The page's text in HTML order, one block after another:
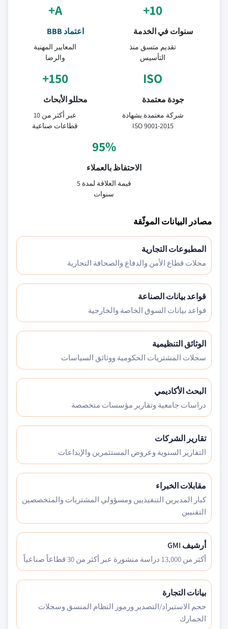
10+
سنوات في الخدمة
تقديم متسق منذ
التأسيس
A+
اعتماد BBB
المعايير المهنية
والرضا
ISO
جودة معتمدة
شركة معتمدة بشهادة
ISO 9001-2015
150+
محللو الأبحاث
عبر أكثر من 10
قطاعات صناعية
95%
الاحتفاظ بالعملاء
قيمة العلاقة لمدة 5
سنوات
مصادر البيانات الموثّقة
المطبوعات التجارية
مجلات قطاع الأمن والدفاع والصحافة التجارية
قواعد بيانات الصناعة
قواعد بيانات السوق الخاصة والخارجية
الوثائق التنظيمية
سجلات المشتريات الحكومية ووثائق السياسات
البحث الأكاديمي
دراسات جامعية وتقارير مؤسسات متخصصة
تقارير الشركات
التقارير السنوية وعروض المستثمرين والإيداعات
مقابلات الخبراء
كبار المديرين التنفيذيين ومسؤولي المشتريات والمتخصصين
التقنيين
أرشيف GMI
أكثر من 13,000 دراسة منشورة عبر أكثر من 30 قطاعاً صناعياً
بيانات التجارة
حجم الاستيراد/التصدير ورموز النظام المنسق وسجلات
الجمارك